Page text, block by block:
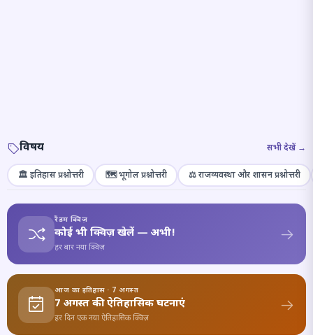
विषय सभी देखें →
🏛️ इतिहास प्रश्नोत्तरी 🗺️ भूगोल प्रश्नोत्तरी ⚖️ राजव्यवस्था और शासन प्रश्नोत्तरी
रैंडम क्विज़
कोई भी क्विज़ खेलें — अभी!
हर बार नया क्विज़
आज का इतिहास · 7 अगस्त
7 अगस्त की ऐतिहासिक घटनाएं
हर दिन एक नया ऐतिहासिक क्विज़